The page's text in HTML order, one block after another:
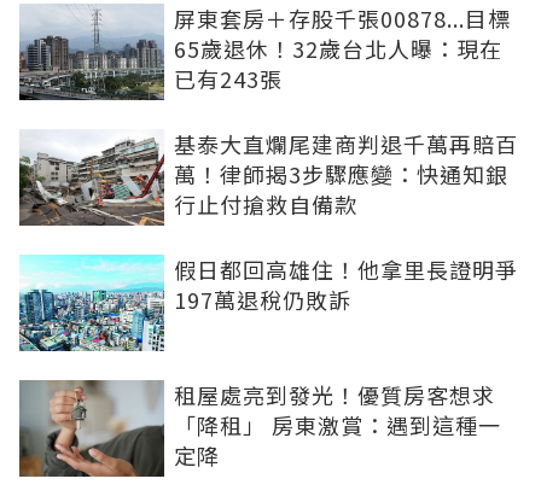
屏東套房＋存股千張00878...目標
65歲退休！32歲台北人曝：現在
已有243張
基泰大直爛尾建商判退千萬再賠百
萬！律師揭3步驟應變：快通知銀
行止付搶救自備款
假日都回高雄住！他拿里長證明爭
197萬退稅仍敗訴
租屋處亮到發光！優質房客想求
「降租」 房東激賞：遇到這種一
定降